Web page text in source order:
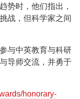
势时，他们指出，
战，但科学家之间
与中英教育与科研
导师交流，并勇于
honorary-